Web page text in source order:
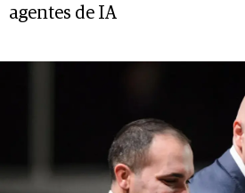
agentes de IA